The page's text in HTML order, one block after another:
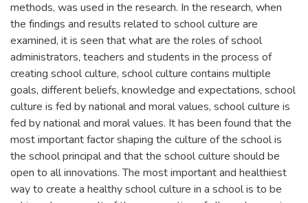
methods, was used in the research. In the research, when
the findings and results related to school culture are
examined, it is seen that what are the roles of school
administrators, teachers and students in the process of
creating school culture, school culture contains multiple
goals, different beliefs, knowledge and expectations, school
culture is fed by national and moral values, school culture is
fed by national and moral values. It has been found that the
most important factor shaping the culture of the school is
the school principal and that the school culture should be
open to all innovations. The most important and healthiest
way to create a healthy school culture in a school is to be